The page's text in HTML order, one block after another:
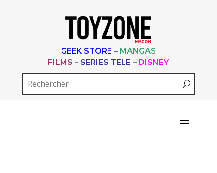
GEEK STORE – MANGAS
FILMS – SERIES TELE – DISNEY